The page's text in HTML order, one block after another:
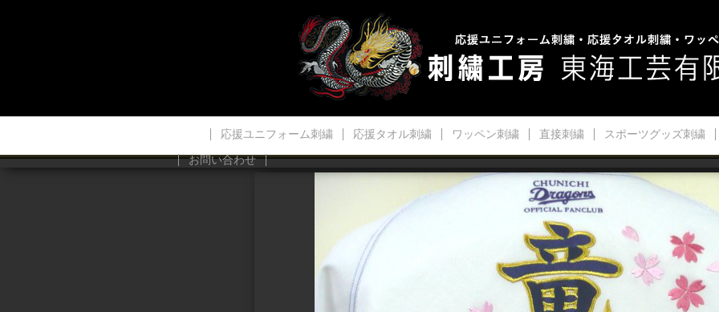
応援ユニフォーム刺繍 応援タオル刺繍 ワッペン刺繍 直接刺繍 スポーツグッズ刺繍
お問い合わせ